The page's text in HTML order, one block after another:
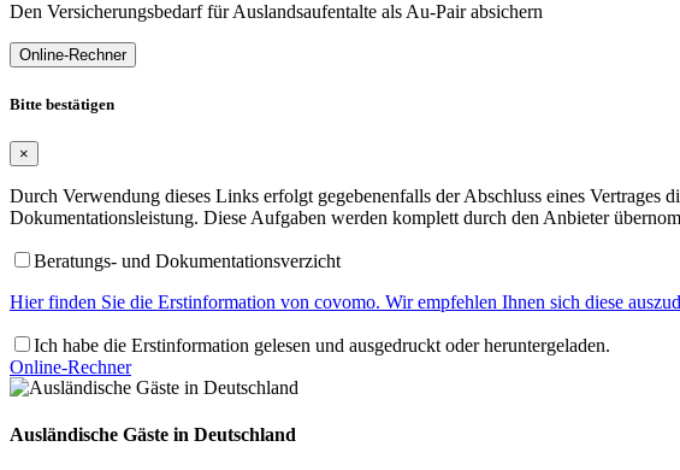
Den Versicherungsbedarf für Auslandsaufentalte als Au-Pair absichern
Online-Rechner
Bitte bestätigen
×
Durch Verwendung dieses Links erfolgt gegebenenfalls der Abschluss eines
Dokumentationsleistung. Diese Aufgaben werden komplett durch den Anbieter
Beratungs- und Dokumentationsverzicht
Hier finden Sie die Erstinformation von covomo. Wir empfehlen Ihnen sich diese
Ich habe die Erstinformation gelesen und ausgedruckt oder heruntergeladen.
Online-Rechner
Ausländische Gäste in Deutschland